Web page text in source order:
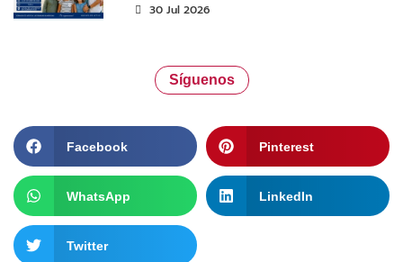
30 Jul 2026
Síguenos
Facebook Pinterest
WhatsApp LinkedIn
Twitter